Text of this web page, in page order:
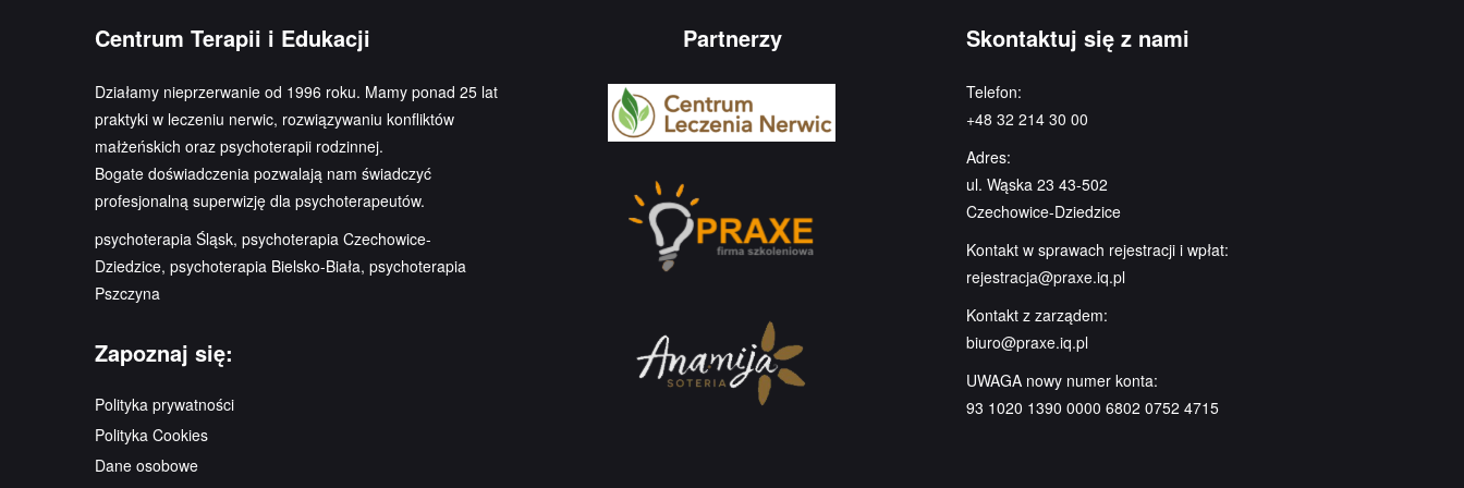
Centrum Terapii i Edukacji
Działamy nieprzerwanie od 1996 roku. Mamy ponad 25 lat
praktyki w leczeniu nerwic, rozwiązywaniu konfliktów
małżeńskich oraz psychoterapii rodzinnej.
Bogate doświadczenia pozwalają nam świadczyć
profesjonalną superwizję dla psychoterapeutów.
psychoterapia Śląsk, psychoterapia Czechowice-
Dziedzice, psychoterapia Bielsko-Biała, psychoterapia
Pszczyna
Zapoznaj się:
Polityka prywatności
Polityka Cookies
Dane osobowe
Partnerzy Skontaktuj się z nami
Telefon:
+48 32 214 30 00
Adres:
ul. Wąska 23 43-502
Czechowice-Dziedzice
Kontakt w sprawach rejestracji i wpłat:
rejestracja@praxe.iq.pl
Kontakt z zarządem:
biuro@praxe.iq.pl
UWAGA nowy numer konta:
93 1020 1390 0000 6802 0752 4715